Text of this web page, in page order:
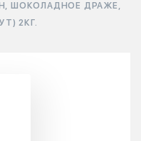
ШОКОЛАДНОЕ ДРАЖЕ,
2КГ.